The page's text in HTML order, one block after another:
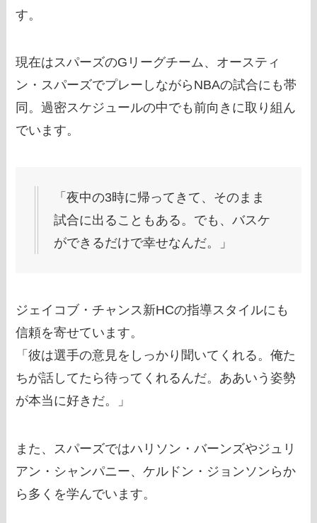
す。
現在はスパーズのGリーグチーム、オースティ
ン・スパーズでプレーしながらNBAの試合にも帯
同。過密スケジュールの中でも前向きに取り組ん
でいます。
「夜中の3時に帰ってきて、そのまま
試合に出ることもある。でも、バスケ
ができるだけで幸せなんだ。」
ジェイコブ・チャンス新HCの指導スタイルにも
信頼を寄せています。
「彼は選手の意見をしっかり聞いてくれる。俺た
ちが話してたら待ってくれるんだ。ああいう姿勢
が本当に好きだ。」
また、スパーズではハリソン・バーンズやジュリ
アン・シャンパニー、ケルドン・ジョンソンらか
ら多くを学んでいます。